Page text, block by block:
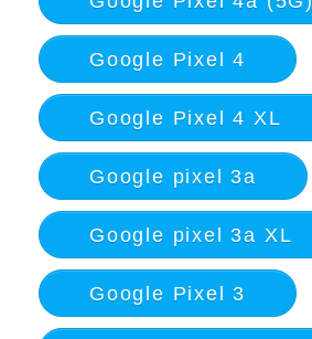
Google Pixel 4
Google Pixel 4 XL
Google pixel 3a
Google pixel 3a XL
Google Pixel 3